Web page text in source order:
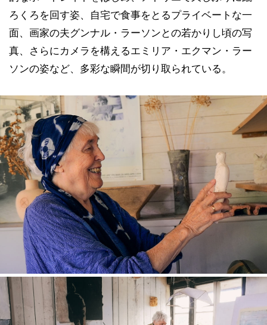
ろくろを回す姿、自宅で食事をとるプライベートな一
面、画家の夫グンナル・ラーソンとの若かりし頃の写
真、さらにカメラを構えるエミリア・エクマン・ラー
ソンの姿など、多彩な瞬間が切り取られている。